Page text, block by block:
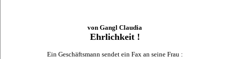
von Gangl Claudia
Ehrlichkeit !
Ein Geschäftsmann sendet ein Fax an seine Frau :